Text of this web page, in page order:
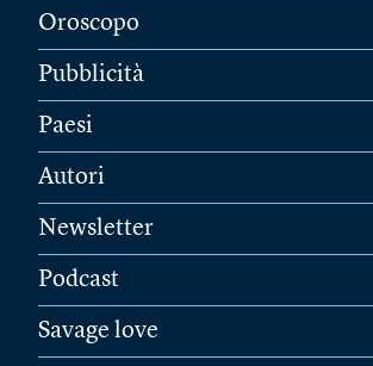
Oroscopo
Pubblicità
Paesi
Autori
Newsletter
Podcast
Savage love